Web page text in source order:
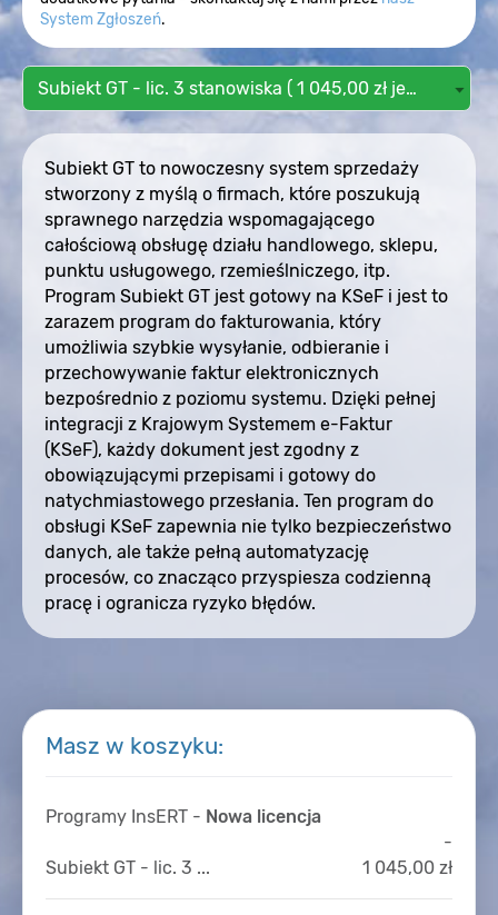
System Zgłoszeń.
Subiekt GT - lic. 3 stanowiska ( 1 045,00 zł jednorazowo )
Subiekt GT to nowoczesny system sprzedaży
stworzony z myślą o firmach, które poszukują
sprawnego narzędzia wspomagającego
całościową obsługę działu handlowego, sklepu,
punktu usługowego, rzemieślniczego, itp.
Program Subiekt GT jest gotowy na KSeF i jest to
zarazem program do fakturowania, który
umożliwia szybkie wysyłanie, odbieranie i
przechowywanie faktur elektronicznych
bezpośrednio z poziomu systemu. Dzięki pełnej
integracji z Krajowym Systemem e-Faktur
(KSeF), każdy dokument jest zgodny z
obowiązującymi przepisami i gotowy do
natychmiastowego przesłania. Ten program do
obsługi KSeF zapewnia nie tylko bezpieczeństwo
danych, ale także pełną automatyzację
procesów, co znacząco przyspiesza codzienną
pracę i ogranicza ryzyko błędów.
Masz w koszyku:
Programy InsERT - Nowa licencja
-
Subiekt GT - lic. 3 ...
1 045,00 zł